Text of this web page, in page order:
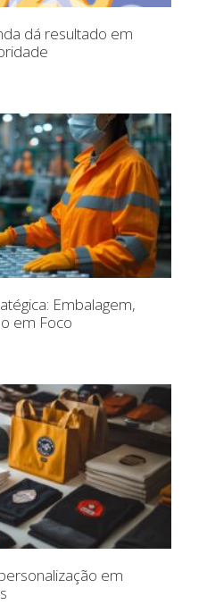
dá resultado em
Embalagem,
em Foco
em